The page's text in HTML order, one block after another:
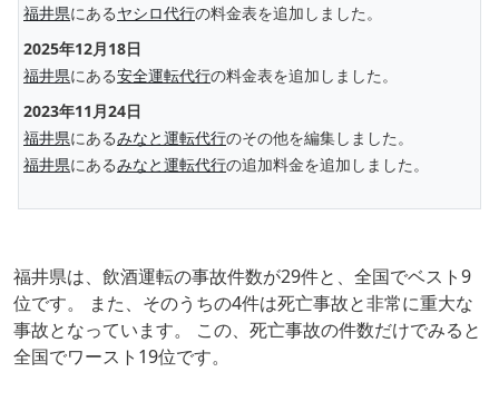
福井県にあるヤシロ代行の料金表を追加しました。
2025年12月18日
福井県にある安全運転代行の料金表を追加しました。
2023年11月24日
福井県にあるみなと運転代行のその他を編集しました。
福井県にあるみなと運転代行の追加料金を追加しました。
福井県は、飲酒運転の事故件数が29件と、全国でベスト9
位です。 また、そのうちの4件は死亡事故と非常に重大な
事故となっています。 この、死亡事故の件数だけでみると
全国でワースト19位です。